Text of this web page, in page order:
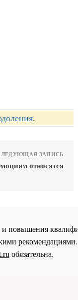
.
ЗАПИСЬ
относятся
и повышения
рекомендациями.
обязательна.